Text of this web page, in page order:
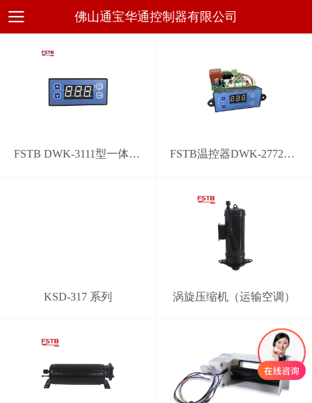
佛山通宝华通控制器有限公司
FSTB DWK-3111型一体化通用电子温控器 FSTB温控器DWK-2772型通用系统控制器
KSD-317 系列 涡旋压缩机（运输空调）